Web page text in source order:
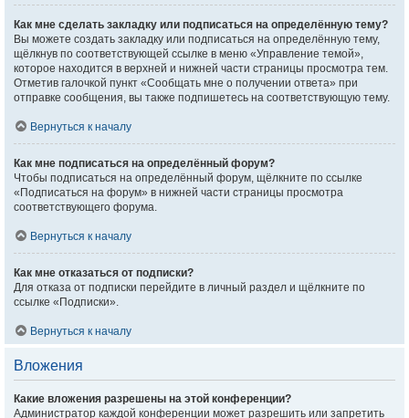
Как мне сделать закладку или подписаться на определённую тему?
Вы можете создать закладку или подписаться на определённую тему,
щёлкнув по соответствующей ссылке в меню «Управление темой»,
которое находится в верхней и нижней части страницы просмотра тем.
Отметив галочкой пункт «Сообщать мне о получении ответа» при
отправке сообщения, вы также подпишетесь на соответствующую тему.
Вернуться к началу
Как мне подписаться на определённый форум?
Чтобы подписаться на определённый форум, щёлкните по ссылке
«Подписаться на форум» в нижней части страницы просмотра
соответствующего форума.
Вернуться к началу
Как мне отказаться от подписки?
Для отказа от подписки перейдите в личный раздел и щёлкните по
ссылке «Подписки».
Вернуться к началу
Вложения
Какие вложения разрешены на этой конференции?
Администратор каждой конференции может разрешить или запретить